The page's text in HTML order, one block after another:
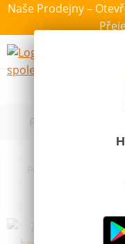
Naše Prodejny –
Filtrovat dle
Podle názvu od A do Z